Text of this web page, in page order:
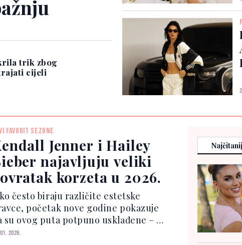
trik zbog
cijeli
FAVORIT SEZONE
Jenner i Hailey
najavljuju veliki
korzeta u 2026.
često biraju različite estetske
početak nove godine pokazuje
su ovog puta potpuno usklađene – i
kroz povratak korseta na veliku
2026.